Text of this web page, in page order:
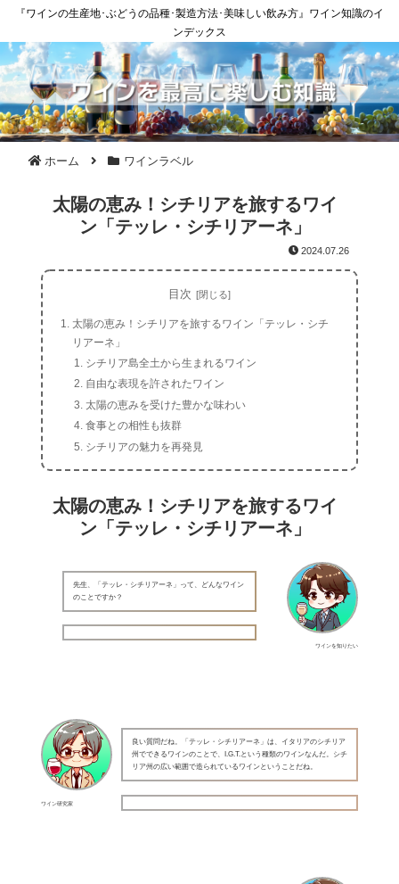
『ワインの生産地･ぶどうの品種･製造方法･美味しい飲み方』ワイン知識のイ
ンデックス
ホーム ワインラベル
太陽の恵み！シチリアを旅するワイ
ン「テッレ・シチリアーネ」
2024.07.26
目次
太陽の恵み！シチリアを旅するワイン「テッレ・シチ
リアーネ」
シチリア島全土から生まれるワイン
自由な表現を許されたワイン
太陽の恵みを受けた豊かな味わい
食事との相性も抜群
シチリアの魅力を再発見
太陽の恵み！シチリアを旅するワイ
ン「テッレ・シチリアーネ」
ワインを知りたい
先生、「テッレ・シチリアーネ」って、どんなワイン
のことですか？
ワイン研究家
良い質問だね。「テッレ・シチリアーネ」は、イタリアのシチリア
州でできるワインのことで、I.G.T.という種類のワインなんだ。シチ
リア州の広い範囲で造られているワインということだね。